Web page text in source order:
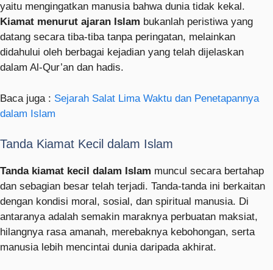
yaitu mengingatkan manusia bahwa dunia tidak kekal.
Kiamat menurut ajaran Islam bukanlah peristiwa yang
datang secara tiba-tiba tanpa peringatan, melainkan
didahului oleh berbagai kejadian yang telah dijelaskan
dalam Al-Qur’an dan hadis.
Baca juga : Sejarah Salat Lima Waktu dan Penetapannya
dalam Islam
Tanda Kiamat Kecil dalam Islam
Tanda kiamat kecil dalam Islam muncul secara bertahap
dan sebagian besar telah terjadi. Tanda-tanda ini berkaitan
dengan kondisi moral, sosial, dan spiritual manusia. Di
antaranya adalah semakin maraknya perbuatan maksiat,
hilangnya rasa amanah, merebaknya kebohongan, serta
manusia lebih mencintai dunia daripada akhirat.